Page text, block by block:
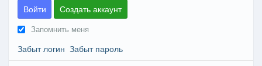
Войти Создать аккаунт
Запомнить меня
Забыт логин Забыт пароль